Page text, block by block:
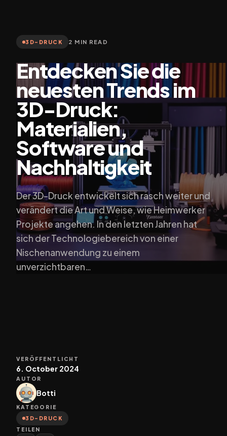
3D-DRUCK 2 MIN READ
Entdecken Sie die
neuesten Trends im
3D-Druck:
Materialien,
Software und
Nachhaltigkeit
Der 3D-Druck entwickelt sich rasch weiter und
verändert die Art und Weise, wie Heimwerker
Projekte angehen. In den letzten Jahren hat
sich der Technologiebereich von einer
Nischenanwendung zu einem
unverzichtbaren…
VERÖFFENTLICHT
6. October 2024
AUTOR
Botti
KATEGORIE
3D-DRUCK
TEILEN